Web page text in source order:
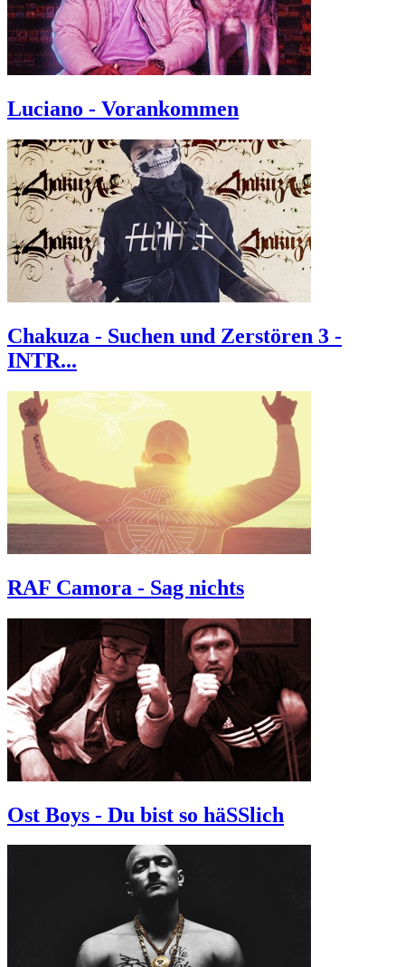
Luciano - Vorankommen
Chakuza - Suchen und Zerstören 3 -
INTR...
RAF Camora - Sag nichts
Ost Boys - Du bist so häSSlich